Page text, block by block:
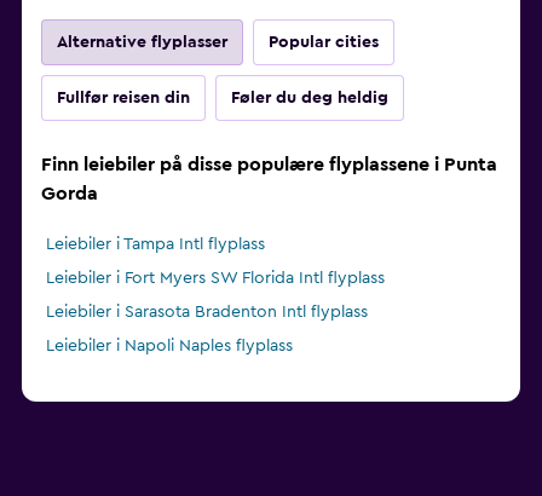
Alternative flyplasser Popular cities
Fullfør reisen din Føler du deg heldig
Finn leiebiler på disse populære flyplassene i Punta
Gorda
Leiebiler i Tampa Intl flyplass
Leiebiler i Fort Myers SW Florida Intl flyplass
Leiebiler i Sarasota Bradenton Intl flyplass
Leiebiler i Napoli Naples flyplass